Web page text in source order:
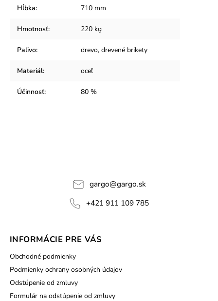
Hĺbka: 710 mm
Hmotnosť: 220 kg
Palivo: drevo, drevené brikety
Materiál: oceľ
Účinnosť: 80 %
gargo@gargo.sk
+421 911 109 785
INFORMÁCIE PRE VÁS
Obchodné podmienky
Podmienky ochrany osobných údajov
Odstúpenie od zmluvy
Formulár na odstúpenie od zmluvy